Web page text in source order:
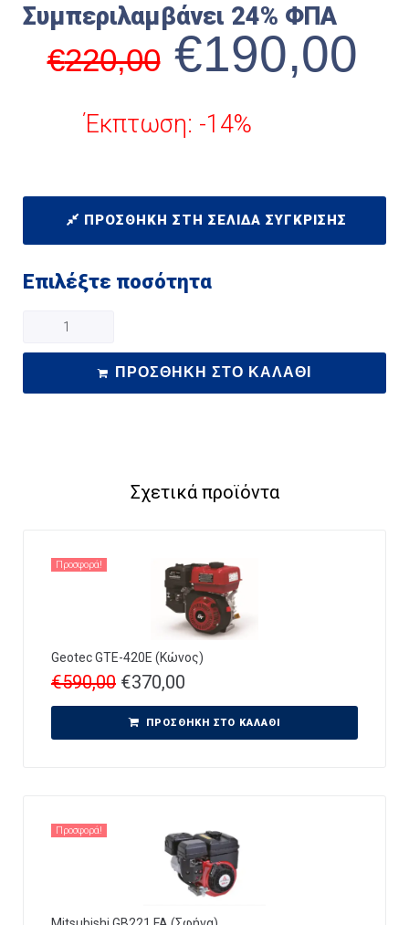
Συμπεριλαμβάνει 24% ΦΠΑ
€220,00 €190,00
Έκπτωση: -14%
ΠΡΟΣΘΉΚΗ ΣΤΗ ΣΕΛΊΔΑ ΣΎΓΚΡΙΣΗΣ
Επιλέξτε ποσότητα
ΠΡΟΣΘΉΚΗ ΣΤΟ ΚΑΛΆΘΙ
Σχετικά προϊόντα
Προσφορά!
Geotec GTE-420E (Κώνος)
€590,00 €370,00
ΠΡΟΣΘΉΚΗ ΣΤΟ ΚΑΛΆΘΙ
Προσφορά!